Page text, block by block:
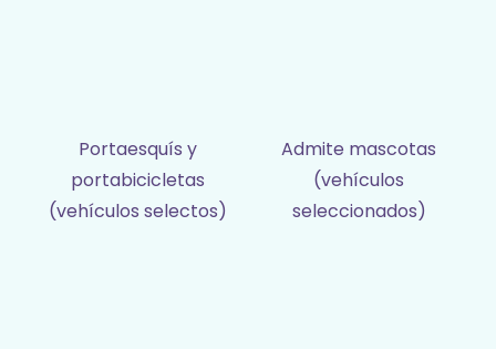
Portaesquís y
portabicicletas
(vehículos selectos)
Admite mascotas
(vehículos
seleccionados)